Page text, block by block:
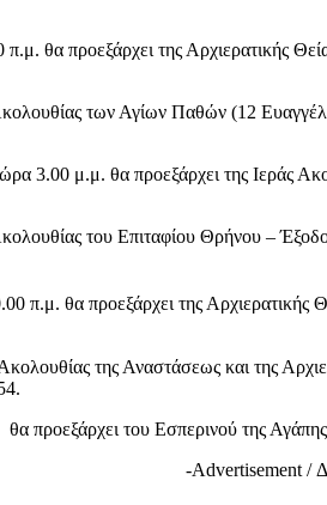
θα προεξάρχει της Αρχιερατικής
των Αγίων Παθών (12
3.00 μ.μ. θα προεξάρχει της Ιεράς
του Επιταφίου Θρήνου –
π.μ. θα προεξάρχει της
της Αναστάσεως και της
προεξάρχει του Εσπερινού της
-Advertisement /